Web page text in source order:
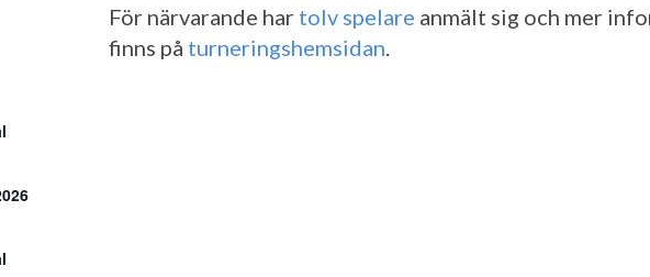
För närvarande har tolv spelare anmält sig och mer
finns på turneringshemsidan.